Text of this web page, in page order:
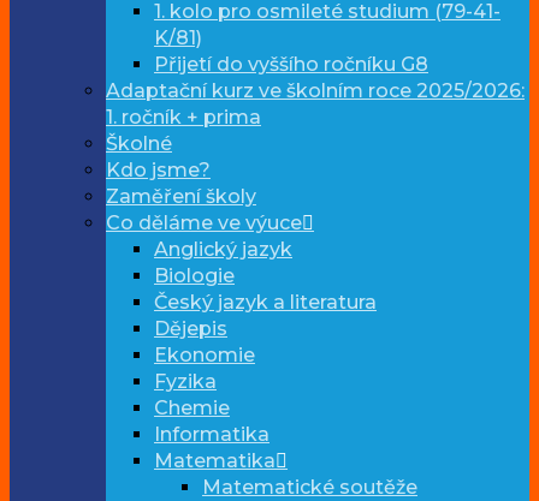
1. kolo pro osmileté studium (79-41-
K/81)
Přijetí do vyššího ročníku G8
Adaptační kurz ve školním roce 2025/2026:
1. ročník + prima
Školné
Kdo jsme?
Zaměření školy
Co děláme ve výuce
Anglický jazyk
Biologie
Český jazyk a literatura
Dějepis
Ekonomie
Fyzika
Chemie
Informatika
Matematika
Matematické soutěže